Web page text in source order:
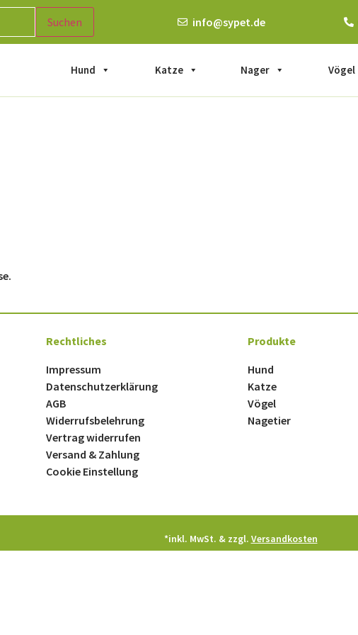
Suchen info@sypet.de
Hund Katze Nager Vögel
Rechtliches
Impressum
Datenschutzerklärung
AGB
Widerrufsbelehrung
Vertrag widerrufen
Versand & Zahlung
Cookie Einstellung
Produkte
Hund
Katze
Vögel
Nagetier
*inkl. MwSt. & zzgl. Versandkosten